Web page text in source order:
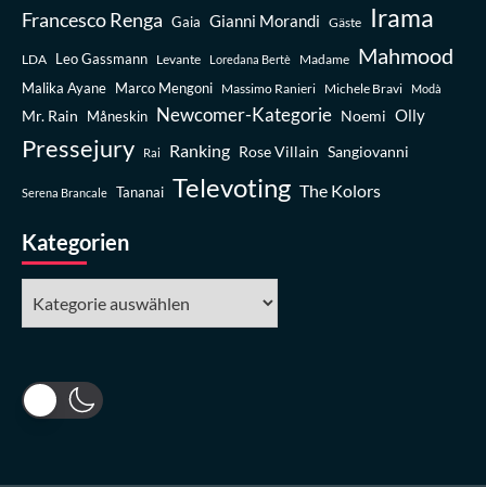
Francesco Renga Gaia Gianni Morandi Gäste Irama
LDA Leo Gassmann Levante Loredana Bertè Madame Mahmood
Malika Ayane Marco Mengoni Massimo Ranieri Michele Bravi Modà
Mr. Rain Måneskin Newcomer-Kategorie Noemi Olly
Pressejury Rai Ranking Rose Villain Sangiovanni
Serena Brancale Tananai Televoting The Kolors
Kategorien